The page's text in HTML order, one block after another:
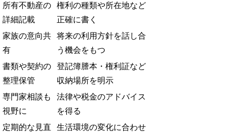
所有不動産の
詳細記載
権利の種類や所在地など
正確に書く
家族の意向共
有
将来の利用方針を話し合
う機会をもつ
書類や契約の
整理保管
登記簿謄本・権利証など
収納場所を明示
専門家相談も
視野に
法律や税金のアドバイス
を得る
定期的な見直
生活環境の変化に合わせ